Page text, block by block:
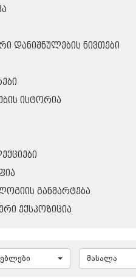
ᲓᲐᲜᲘᲨᲜᲣᲚᲔᲑᲘᲡ ᲜᲘᲕᲗᲔᲑᲘ
ᲘᲡᲢᲝᲠᲘᲐ
ᲒᲐᲜᲛᲐᲠᲢᲔᲑᲐ
ᲔᲥᲡᲞᲝᲖᲘᲪᲘᲐ
მასალა